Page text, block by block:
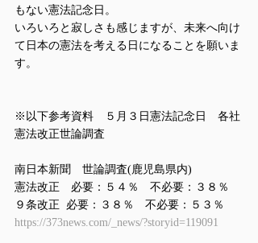
もない憲法記念日。
いろいろと寂しさも感じますが、未来へ向け
て日本の憲法を考える日になることを願いま
す。
※以下参考資料　５月３日憲法記念日　各社
憲法改正世論調査
南日本新聞　世論調査(鹿児島県内)
憲法改正　必要：５４％　不必要：３８％
９条改正  必要：３８％　不必要：５３％
https://373news.com/_news/?storyid=119091